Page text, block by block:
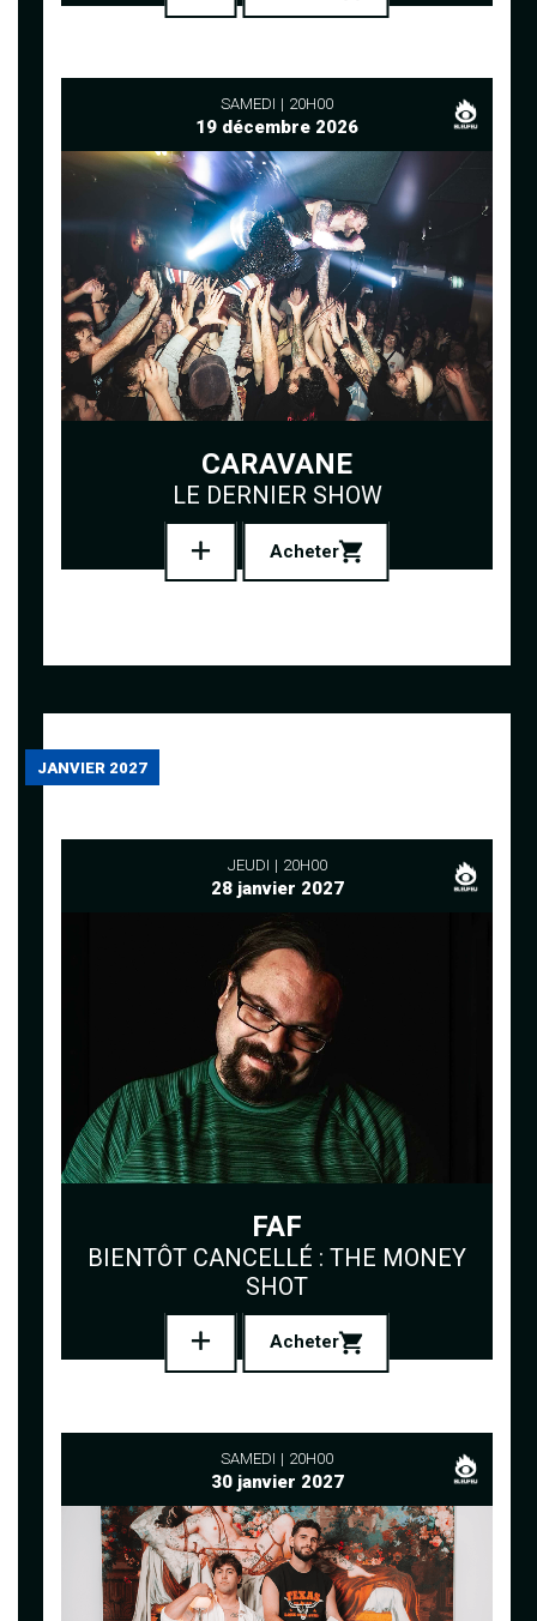
SAMEDI 20H00
19 décembre 2026
CARAVANE
LE DERNIER SHOW
Acheter
JANVIER 2027
JEUDI 20H00
28 janvier 2027
FAF
BIENTÔT CANCELLÉ : THE MONEY
SHOT
Acheter
SAMEDI 20H00
30 janvier 2027